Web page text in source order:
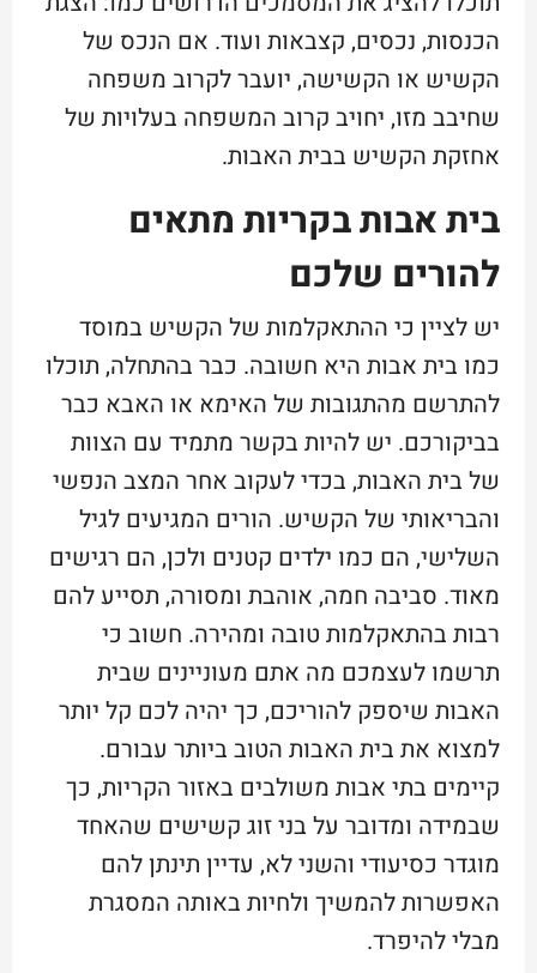
הכנסות, נכסים, קצבאות ועוד. אם הנכס של
הקשיש או הקשישה, יועבר לקרוב משפחה
שחיבב מזו, יחויב קרוב המשפחה בעלויות של
אחזקת הקשיש בבית האבות.
בית אבות בקריות מתאים
להורים שלכם
יש לציין כי ההתאקלמות של הקשיש במוסד
כמו בית אבות היא חשובה. כבר בהתחלה, תוכלו
להתרשם מהתגובות של האימא או האבא כבר
בביקורכם. יש להיות בקשר מתמיד עם הצוות
של בית האבות, בכדי לעקוב אחר המצב הנפשי
והבריאותי של הקשיש. הורים המגיעים לגיל
השלישי, הם כמו ילדים קטנים ולכן, הם רגישים
מאוד. סביבה חמה, אוהבת ומסורה, תסייע להם
רבות בהתאקלמות טובה ומהירה. חשוב כי
תרשמו לעצמכם מה אתם מעוניינים שבית
האבות שיספק להוריכם, כך יהיה לכם קל יותר
למצוא את בית האבות הטוב ביותר עבורם.
קיימים בתי אבות משולבים באזור הקריות, כך
שבמידה ומדובר על בני זוג קשישים שהאחד
מוגדר כסיעודי והשני לא, עדיין תינתן להם
האפשרות להמשיך ולחיות באותה המסגרת
מבלי להיפרד.